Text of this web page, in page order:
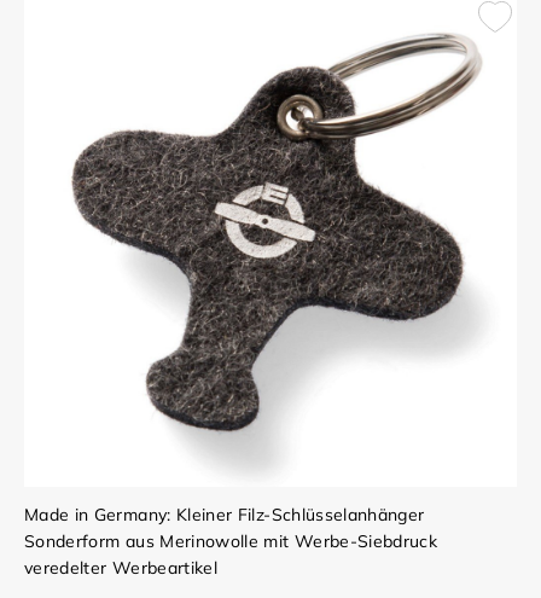
Made in Germany: Kleiner Filz-Schlüsselanhänger
Sonderform aus Merinowolle mit Werbe-Siebdruck
veredelter Werbeartikel